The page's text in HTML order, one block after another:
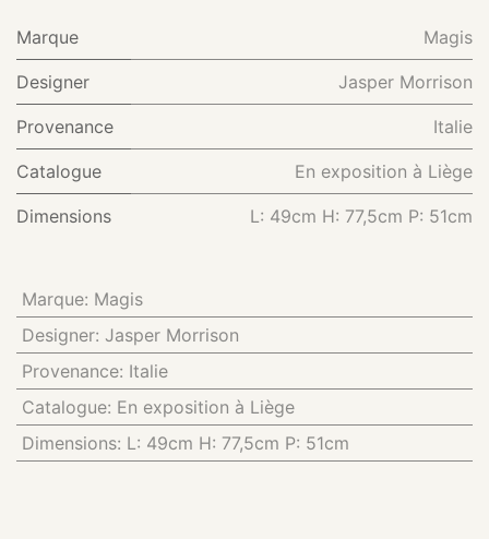
Marque Magis
Designer Jasper Morrison
Provenance Italie
Catalogue En exposition à Liège
Dimensions L: 49cm H: 77,5cm P: 51cm
Marque: Magis
Designer: Jasper Morrison
Provenance: Italie
Catalogue: En exposition à Liège
Dimensions: L: 49cm H: 77,5cm P: 51cm